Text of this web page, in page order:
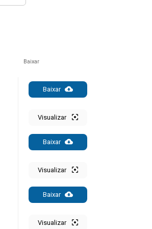
Baixar
Baixar
Visualizar
Baixar
Visualizar
Baixar
Visualizar